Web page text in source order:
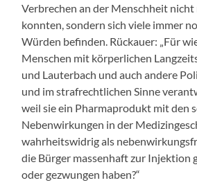
Verbrechen an der Menschheit
konnten, sondern sich viele immer
Würden befinden. Rückauer: „Für
Menschen mit körperlichen
und Lauterbach und auch andere
und im strafrechtlichen Sinne
weil sie ein Pharmaprodukt mit den
Nebenwirkungen in der
wahrheitswidrig als
die Bürger massenhaft zur Injektion
oder gezwungen haben?“